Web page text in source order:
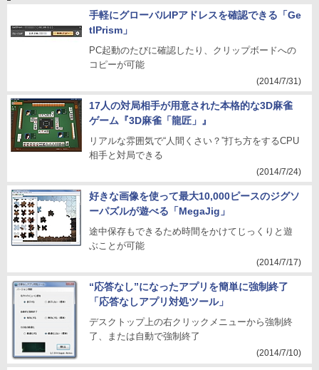
手軽にグローバルIPアドレスを確認できる「Ge
tIPrism」
PC起動のたびに確認したり、クリップボードへの
コピーが可能
(2014/7/31)
17人の対局相手が用意された本格的な3D麻雀
ゲーム『3D麻雀「龍匠」』
リアルな雰囲気で“人間くさい？”打ち方をするCPU
相手と対局できる
(2014/7/24)
好きな画像を使って最大10,000ピースのジグソ
ーパズルが遊べる「MegaJig」
途中保存もできるため時間をかけてじっくりと遊
ぶことが可能
(2014/7/17)
“応答なし”になったアプリを簡単に強制終了
「応答なしアプリ対処ツール」
デスクトップ上の右クリックメニューから強制終
了、または自動で強制終了
(2014/7/10)